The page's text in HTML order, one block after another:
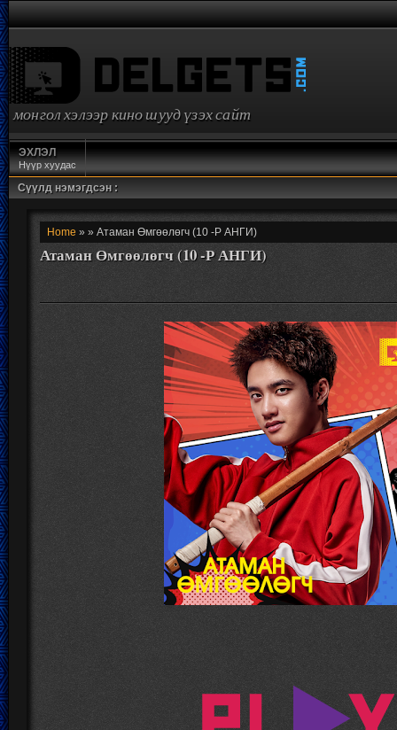
монгол хэлээр кино шууд үзэх сайт
ЭХЛЭЛ
Нүүр хуудас
Сүүлд нэмэгдсэн :
Home » » Атаман Өмгөөлөгч (10 -Р АНГИ)
Атаман Өмгөөлөгч (10 -Р АНГИ)